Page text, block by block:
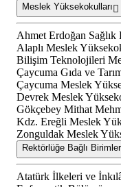
Meslek Yüksekokulları
Ahmet Erdoğan
Alaplı Meslek
Bilişim Teknolojileri
Çaycuma Gıda ve
Çaycuma Meslek
Devrek Meslek
Gökçebey Mithat
Kdz. Ereğli Meslek
Zonguldak Meslek
Rektörlüğe Bağlı Birimler
Atatürk İlkeleri ve